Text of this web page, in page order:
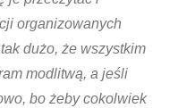
organizowanych
dużo, że wszystkim
modlitwą, a jeśli
bo żeby cokolwiek